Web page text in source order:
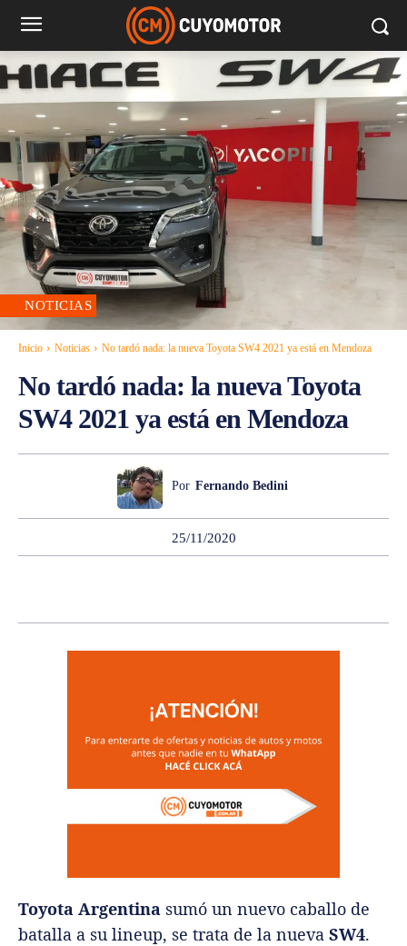
NOTICIAS
Inicio Noticias No tardó nada: la nueva Toyota SW4 2021 ya está en Mendoza
No tardó nada: la nueva Toyota
SW4 2021 ya está en Mendoza
Por Fernando Bedini
25/11/2020
Toyota Argentina sumó un nuevo caballo de
batalla a su lineup, se trata de la nueva SW4.